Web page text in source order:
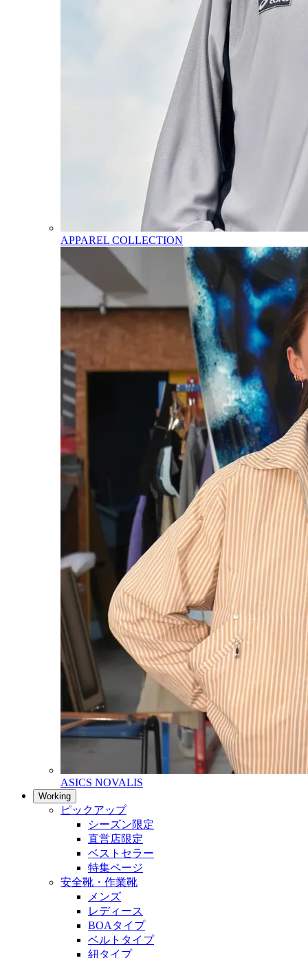
APPAREL COLLECTION
ASICS NOVALIS
Working
ピックアップ
シーズン限定
直営店限定
ベストセラー
特集ページ
安全靴・作業靴
メンズ
レディース
BOAタイプ
ベルトタイプ
紐タイプ